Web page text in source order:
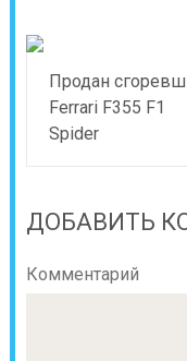
Продан
Ferrari F355 F1
Spider
ДОБАВИТЬ
Комментарий